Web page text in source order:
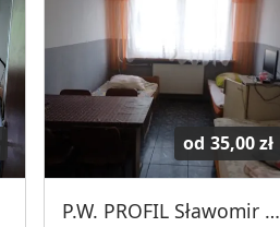
od 35,00 zł
P.W. PROFIL Sławomir Mroziński - noclegi dla firm